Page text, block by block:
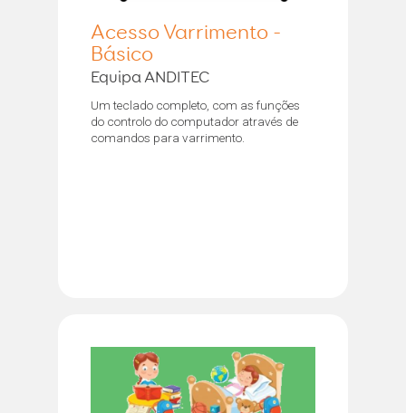
Acesso Varrimento -
Básico
Equipa ANDITEC
Um teclado completo, com as funções
do controlo do computador através de
comandos para varrimento.